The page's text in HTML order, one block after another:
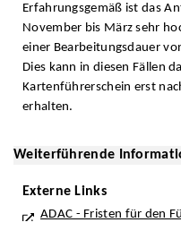
Erfahrungsgemäß ist das
November bis März sehr
einer Bearbeitungsdauer
Dies kann in diesen Fällen
Kartenführerschein erst
erhalten.
Weiterführende
Externe Links
ADAC - Fristen für den